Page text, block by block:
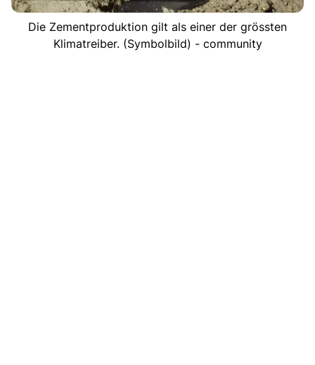
Die Zementproduktion gilt als einer der grössten
Klimatreiber. (Symbolbild) - community